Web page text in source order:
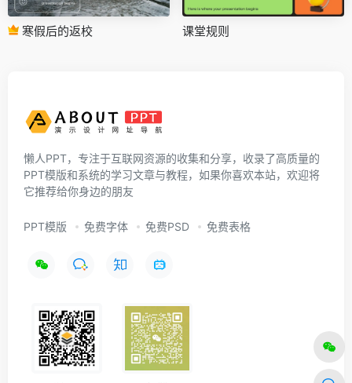
寒假后的返校 课堂规则
懒人PPT，专注于互联网资源的收集和分享，收录了高质量的
PPT模版和系统的学习文章与教程，如果你喜欢本站，欢迎将
它推荐给你身边的朋友
PPT模版 免费字体 免费PSD 免费表格